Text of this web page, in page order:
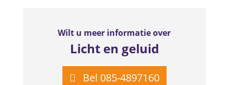
Wilt u meer informatie over
Licht en geluid
Bel 085-4897160